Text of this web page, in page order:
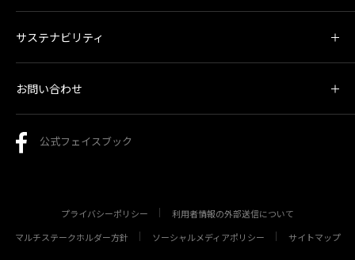
サステナビリティ
お問い合わせ
公式フェイスブック
プライバシーポリシー
利用者情報の外部送信について
マルチステークホルダー方針
ソーシャルメディアポリシー サイトマップ